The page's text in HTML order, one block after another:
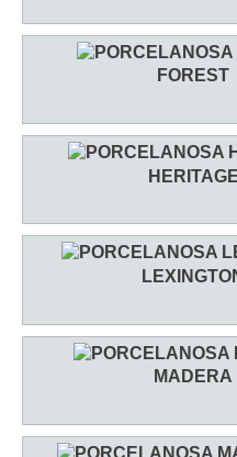
FOREST
HERITAGE
MADERA